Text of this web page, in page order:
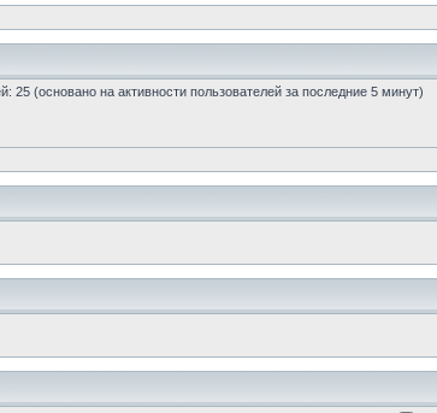
25 (основано на активности пользователей за последние 5 минут)